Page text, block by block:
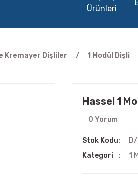
Ürünleri
Kremayer Dişliler 1 Modül Dişli
Hassel 1
0 Yorum
Stok Kodu
Kategori
1